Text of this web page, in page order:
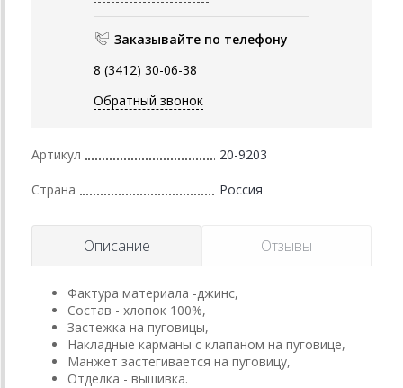
Заказывайте по телефону
8 (3412) 30-06-38
Обратный звонок
Артикул 20-9203
Страна Россия
Описание Отзывы
Фактура материала -джинс,
Состав - хлопок 100%,
Застежка на пуговицы,
Накладные карманы с клапаном на пуговице,
Манжет застегивается на пуговицу,
Отделка - вышивка.